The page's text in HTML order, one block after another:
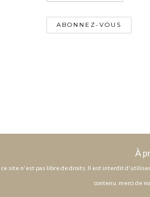
À
ce site n'est pas libre de droits. Il est interdit
contenu, merci de